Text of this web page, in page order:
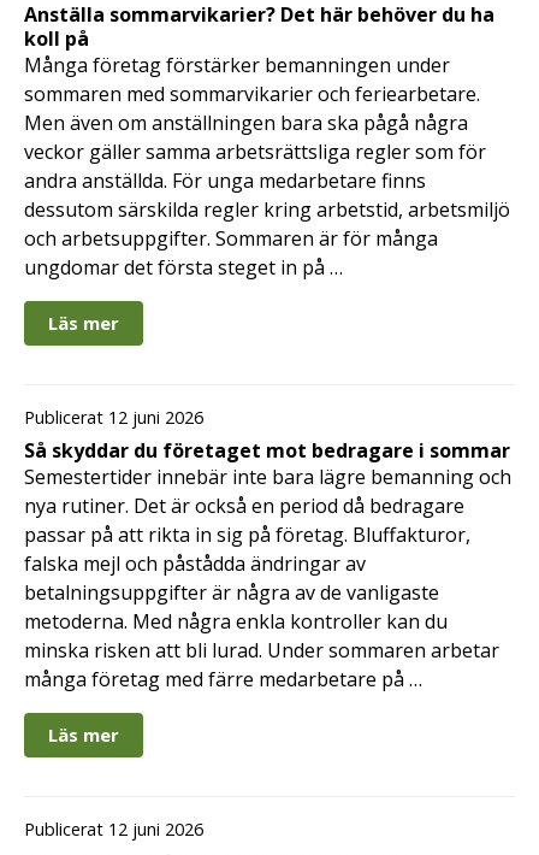
Anställa sommarvikarier? Det här behöver du ha
koll på
Många företag förstärker bemanningen under
sommaren med sommarvikarier och feriearbetare.
Men även om anställningen bara ska pågå några
veckor gäller samma arbetsrättsliga regler som för
andra anställda. För unga medarbetare finns
dessutom särskilda regler kring arbetstid, arbetsmiljö
och arbetsuppgifter. Sommaren är för många
ungdomar det första steget in på …
Läs mer
Publicerat 12 juni 2026
Så skyddar du företaget mot bedragare i sommar
Semestertider innebär inte bara lägre bemanning och
nya rutiner. Det är också en period då bedragare
passar på att rikta in sig på företag. Bluffakturor,
falska mejl och påstådda ändringar av
betalningsuppgifter är några av de vanligaste
metoderna. Med några enkla kontroller kan du
minska risken att bli lurad. Under sommaren arbetar
många företag med färre medarbetare på …
Läs mer
Publicerat 12 juni 2026